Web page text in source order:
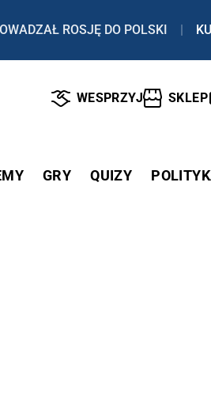
ROSJĘ DO POLSKI |
WESPRZYJ SKLEP
GRY QUIZY